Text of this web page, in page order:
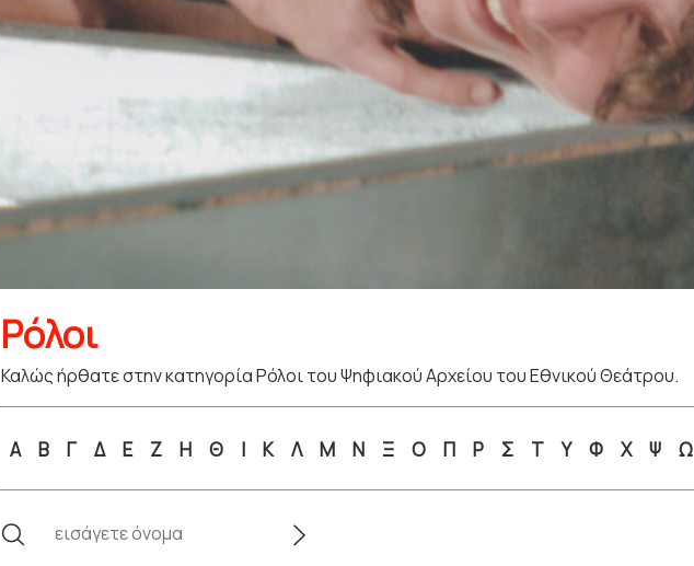
Ρόλοι
Καλώς ήρθατε στην κατηγορία Ρόλοι του Ψηφιακού Αρχείου του Εθνικού Θεάτρου.
Α Β Γ Δ Ε Ζ Η Θ Ι Κ Λ Μ Ν Ξ Ο Π Ρ Σ Τ Υ Φ Χ Ψ Ω